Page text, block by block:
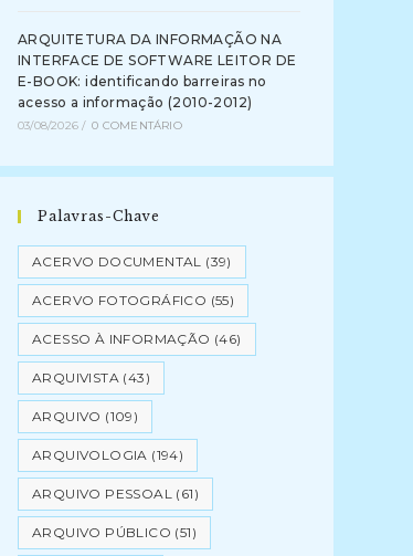
ARQUITETURA DA INFORMAÇÃO NA
INTERFACE DE SOFTWARE LEITOR DE
E-BOOK: identificando barreiras no
acesso a informação (2010-2012)
03/08/2026 / 0 COMENTÁRIO
Palavras-Chave
ACERVO DOCUMENTAL (39)
ACERVO FOTOGRÁFICO (55)
ACESSO À INFORMAÇÃO (46)
ARQUIVISTA (43)
ARQUIVO (109)
ARQUIVOLOGIA (194)
ARQUIVO PESSOAL (61)
ARQUIVO PÚBLICO (51)